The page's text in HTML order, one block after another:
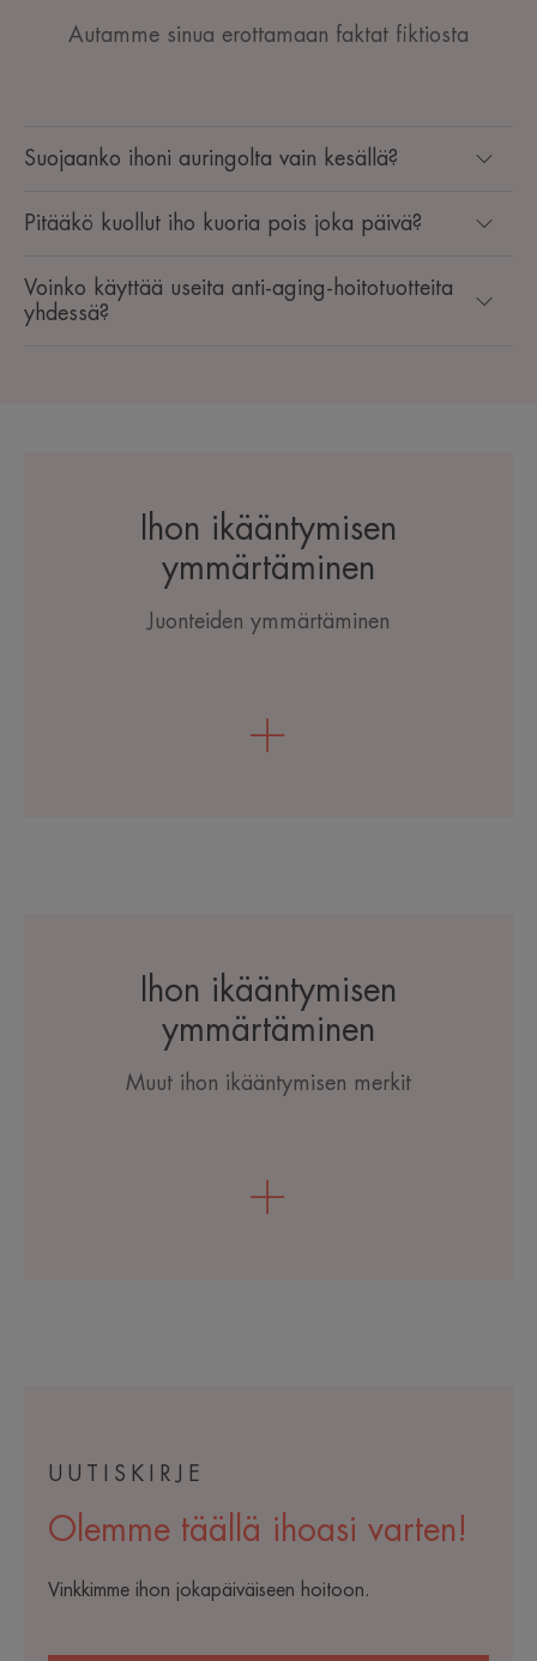
Autamme sinua erottamaan faktat fiktiosta
Suojaanko ihoni auringolta vain kesällä?
Pitääkö kuollut iho kuoria pois joka päivä?
Voinko käyttää useita anti-aging-hoitotuotteita
yhdessä?
Ihon ikääntymisen
ymmärtäminen
Juonteiden ymmärtäminen
Ihon ikääntymisen
ymmärtäminen
Muut ihon ikääntymisen merkit
UUTISKIRJE
Olemme täällä ihoasi varten!
Vinkkimme ihon jokapäiväiseen hoitoon.